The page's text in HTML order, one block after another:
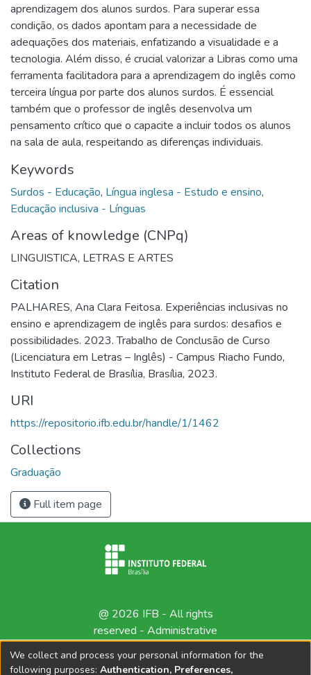
aprendizagem dos alunos surdos. Para superar essa
condição, os dados apontam para a necessidade de
adequações dos materiais, enfatizando a visualidade e a
tecnologia. Além disso, é crucial valorizar a Libras como uma
ferramenta facilitadora para a aprendizagem do inglês como
terceira língua por parte dos alunos surdos. É essencial
também que o professor de inglês desenvolva um
pensamento crítico que o capacite a incluir todos os alunos
na sala de aula, respeitando as diferenças individuais.
Keywords
Surdos - Educação, Língua inglesa - Estudo e ensino,
Educação inclusiva - Línguas
Areas of knowledge (CNPq)
LINGUISTICA, LETRAS E ARTES
Citation
PALHARES, Ana Clara Feitosa. Experiências inclusivas no
ensino e aprendizagem de inglês para surdos: desafios e
possibilidades. 2023. Trabalho de Conclusão de Curso
(Licenciatura em Letras – Inglês) - Campus Riacho Fundo,
Instituto Federal de Brasília, Brasília, 2023.
URI
https://repositorio.ifb.edu.br/handle/1/1462
Collections
Graduação
Full item page
@ 2026 IFB - All rights
reserved - Administrative
We collect and process your personal information for the
following purposes: Authentication, Preferences,